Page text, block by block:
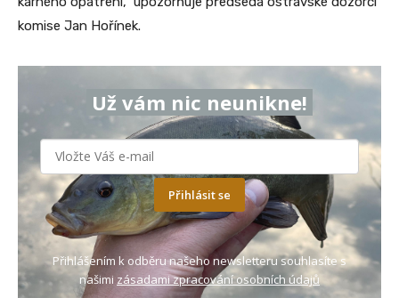
komise Jan Hořínek.
Už vám nic neunikne!
Přihlásit se
Přihlášením k odběru našeho newsletteru souhlasíte s
našimi zásadami zpracování osobních údajů